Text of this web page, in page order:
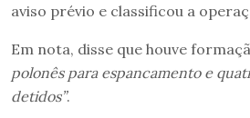
aviso prévio e classificou a
Em nota, disse que houve
polonês para espancamento e
detidos”.